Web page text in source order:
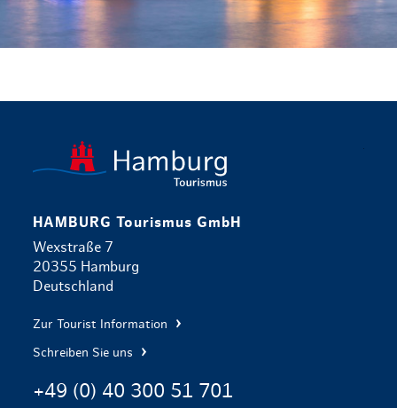
HAMBURG Tourismus GmbH
Wexstraße 7
20355 Hamburg
Deutschland
Zur Tourist Information
Schreiben Sie uns
+49 (0) 40 300 51 701